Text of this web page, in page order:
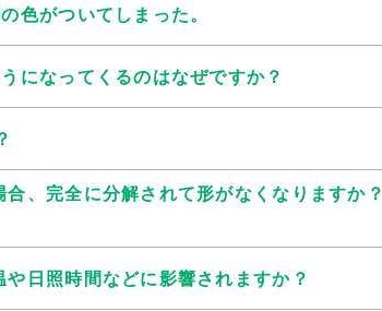
色がついてしまった。
になってくるのはなぜですか？
、完全に分解されて形がなくなりますか？
日照時間などに影響されますか？